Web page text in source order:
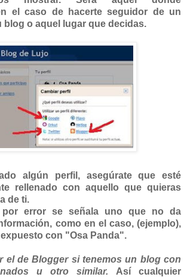
el caso de hacerte seguidor de un
blog o aquel lugar que decidas.
algún perfil, asegúrate que esté
rellenado con aquello que quieras
de ti.
por error se señala uno que no da
como en el caso, (ejemplo),
con "Osa Panda".
el de Blogger si tenemos un blog con
u otro similar. Así cualquier